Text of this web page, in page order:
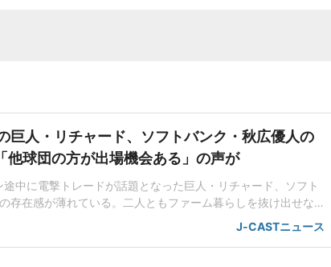
巨人・リチャード、ソフトバンク・秋広優人の
他球団の方が出場機会ある」の声が
中に電撃トレードが話題となった巨人・リチャード、ソフト
存在感が薄れている。二人ともファーム暮らしを抜け出せな
トバンク在籍時にウエスタン・リーグで5年連続本塁打王に輝
され、秋広優人、大江竜聖と2対1のトレードで25年5月に巨人に
J-CASTニュース